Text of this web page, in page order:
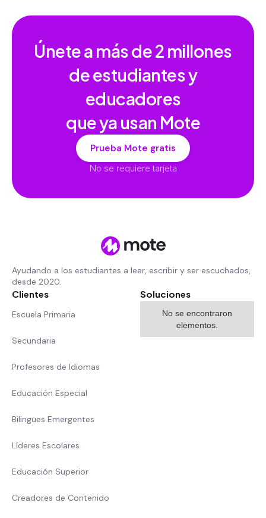
Únete a más de2 millones
de estudiantes y
educadores
que ya usan Mote
Prueba Mote gratis
No se requiere tarjeta
Ayudando a los estudiantes a leer, escribir y ser escuchados,
desde 2020.
Clientes
Escuela Primaria
Secundaria
Profesores de Idiomas
Educación Especial
Bilingües Emergentes
Líderes Escolares
Educación Superior
Creadores de Contenido
Soluciones
No se encontraron
elementos.